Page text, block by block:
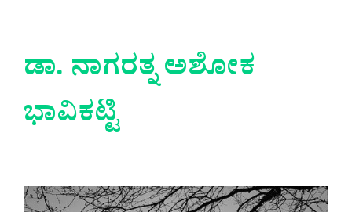
ಡಾ. ನಾಗರತ್ನ ಅಶೋಕ
ಭಾವಿಕಟ್ಟಿ